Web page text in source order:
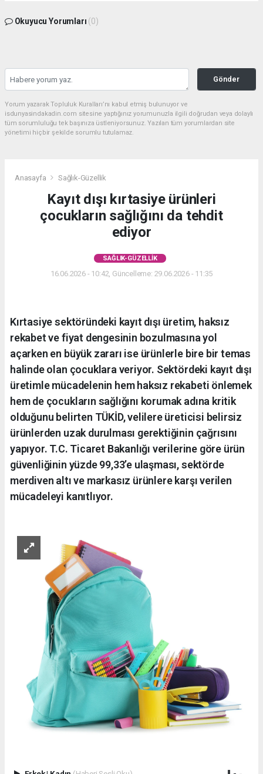
Okuyucu Yorumları (0)
Gönder
Yorum yazarak Topluluk Kuralları’nı kabul etmiş bulunuyor ve
isdunyasindakadin.com sitesine yaptığınız yorumunuzla ilgili doğrudan veya dolaylı
tüm sorumluluğu tek başınıza üstleniyorsunuz. Yazılan tüm yorumlardan site
yönetimi hiçbir şekilde sorumlu tutulamaz.
Anasayfa Sağlık-Güzellik
Kayıt dışı kırtasiye ürünleri
çocukların sağlığını da tehdit
ediyor
SAĞLIK-GÜZELLIK
16.06.2026 - 10:42, Güncelleme: 29.06.2026 - 11:35
Kırtasiye sektöründeki kayıt dışı üretim, haksız
rekabet ve fiyat dengesinin bozulmasına yol
açarken en büyük zararı ise ürünlerle bire bir temas
halinde olan çocuklara veriyor. Sektördeki kayıt dışı
üretimle mücadelenin hem haksız rekabeti önlemek
hem de çocukların sağlığını korumak adına kritik
olduğunu belirten TÜKİD, velilere üreticisi belirsiz
ürünlerden uzak durulması gerektiğinin çağrısını
yapıyor. T.C. Ticaret Bakanlığı verilerine göre ürün
güvenliğinin yüzde 99,33’e ulaşması, sektörde
merdiven altı ve markasız ürünlere karşı verilen
mücadeleyi kanıtlıyor.